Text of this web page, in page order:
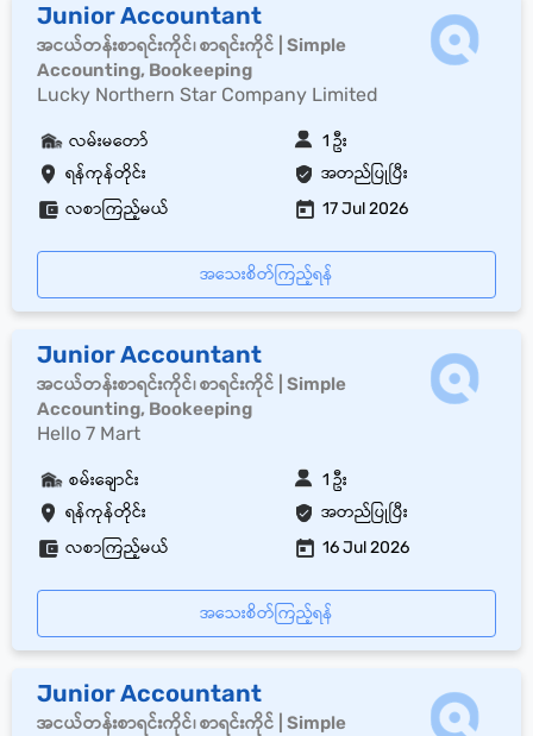
Junior Accountant
အငယ်တန်းစာရင်းကိုင်၊ စာရင်းကိုင် | Simple
Accounting, Bookeeping
Lucky Northern Star Company Limited
ရန်ကုန်တိုင်း အတည်ပြုပြီး
လမ်းမတော် 1 ဦး
လစာကြည့်မယ် 17 Jul 2026
အသေးစိတ်ကြည့်ရန်
Junior Accountant
အငယ်တန်းစာရင်းကိုင်၊ စာရင်းကိုင် | Simple
Accounting, Bookeeping
Hello 7 Mart
ရန်ကုန်တိုင်း အတည်ပြုပြီး
စမ်းချောင်း 1 ဦး
လစာကြည့်မယ် 16 Jul 2026
အသေးစိတ်ကြည့်ရန်
Junior Accountant
အငယ်တန်းစာရင်းကိုင်၊ စာရင်းကိုင် | Simple